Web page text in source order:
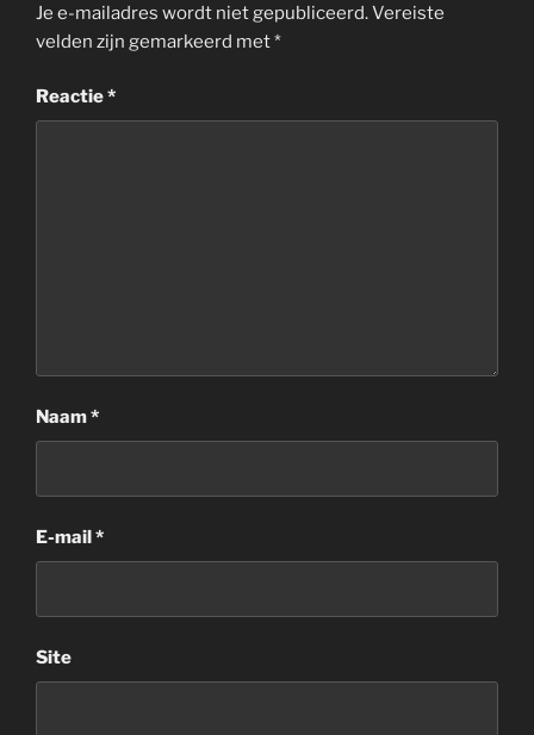
Je e-mailadres wordt niet gepubliceerd.Vereiste
velden zijn gemarkeerd met*
Reactie*
Naam*
E-mail*
Site